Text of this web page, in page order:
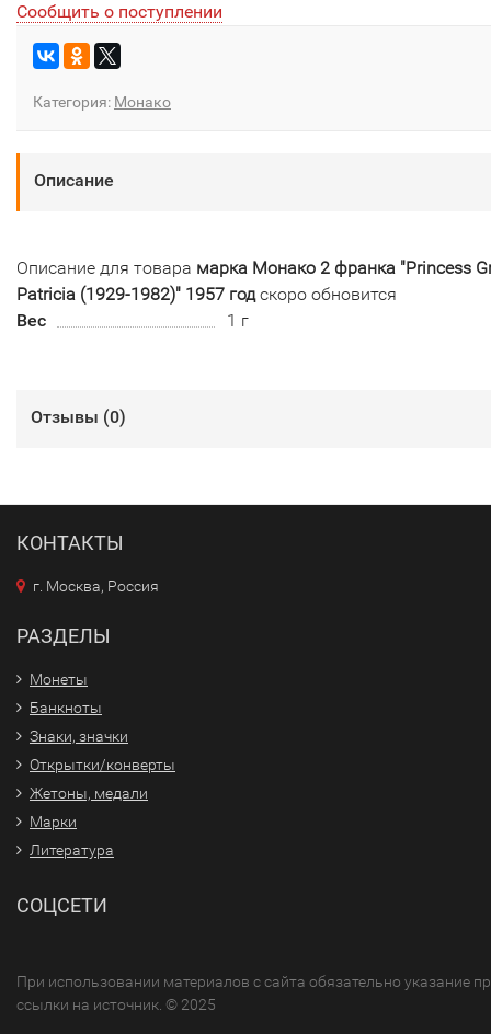
Сообщить о поступлении
Категория: Монако
Описание
Описание для товара марка Монако 2 франка "Princess
Patricia (1929-1982)" 1957 годскоро обновится
Вес
1 г
Отзывы (0)
КОНТАКТЫ
г. Москва, Россия
РАЗДЕЛЫ
Монеты
Банкноты
Знаки, значки
Открытки/конверты
Жетоны, медали
Марки
Литература
СОЦСЕТИ
При использовании материалов с сайта обязательно указание
ссылки на источник. © 2025